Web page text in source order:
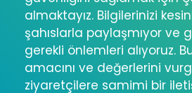
almaktayız. Bilgilerinizi
şahıslarla paylaşmıyor ve
gerekli önlemleri alıyoruz.
amacını ve değerlerini
ziyaretçilere samimi bir